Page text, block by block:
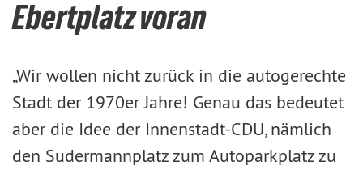
Ebertplatz voran
„Wir wollen nicht zurück in die autogerechte
Stadt der 1970er Jahre! Genau das bedeutet
aber die Idee der Innenstadt-CDU, nämlich
den Sudermannplatz zum Autoparkplatz zu